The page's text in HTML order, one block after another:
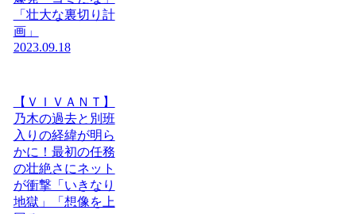
「壮大な裏切り計
画」
2023.09.18
【ＶＩＶＡＮＴ】
乃木の過去と別班
入りの経緯が明ら
かに！最初の任務
の壮絶さにネット
が衝撃「いきなり
地獄」「想像を上